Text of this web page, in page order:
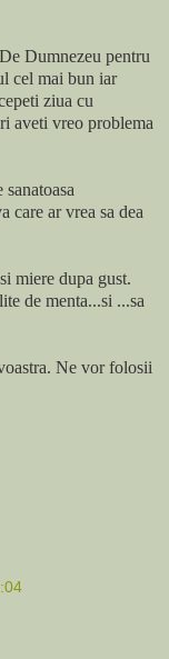
Dumnezeu pentru
cel mai bun iar
ziua cu
aveti vreo problema
care ar vrea sa dea
miere dupa gust.
de menta...si ...sa
Ne vor folosii